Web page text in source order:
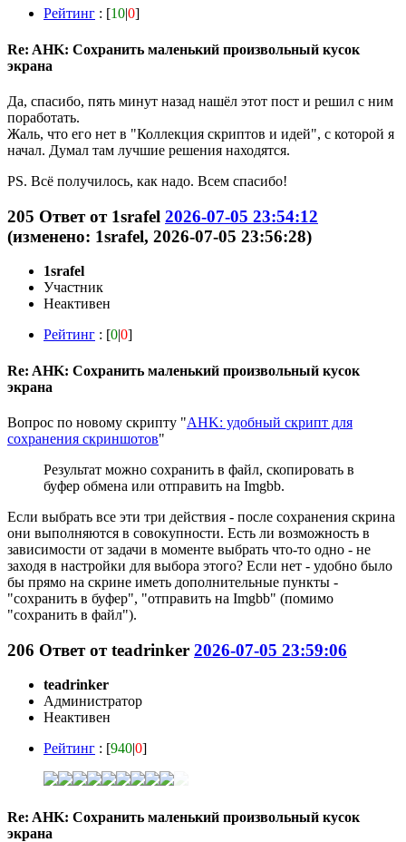
Рейтинг : [10|0]
Re: AHK: Сохранить маленький произвольный кусок
экрана
Да, спасибо, пять минут назад нашёл этот пост и решил с ним
поработать.
Жаль, что его нет в "Коллекция скриптов и идей", с которой я
начал. Думал там лучшие решения находятся.
PS. Всё получилось, как надо. Всем спасибо!
205 Ответ от 1srafel 2026-07-05 23:54:12
(изменено: 1srafel, 2026-07-05 23:56:28)
1srafel
Участник
Неактивен
Рейтинг : [0|0]
Re: AHK: Сохранить маленький произвольный кусок
экрана
Вопрос по новому скрипту "AHK: удобный скрипт для
сохранения скриншотов"
Результат можно сохранить в файл, скопировать в
буфер обмена или отправить на Imgbb.
Если выбрать все эти три действия - после сохранения скрина
они выполняются в совокупности. Есть ли возможность в
зависимости от задачи в моменте выбрать что-то одно - не
заходя в настройки для выбора этого? Если нет - удобно было
бы прямо на скрине иметь дополнительные пункты -
"сохранить в буфер", "отправить на Imgbb" (помимо
"сохранить в файл").
206 Ответ отteadrinker 2026-07-05 23:59:06
teadrinker
Администратор
Неактивен
Рейтинг : [940|0]
Re: AHK: Сохранить маленький произвольный кусок
экрана